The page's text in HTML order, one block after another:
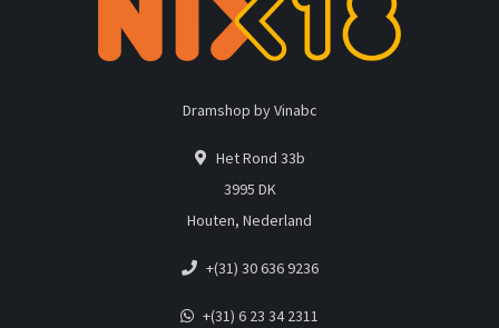
Dramshop by Vinabc
Het Rond 33b
3995 DK
Houten, Nederland
+(31) 30 636 9236
+(31) 6 23 34 2311